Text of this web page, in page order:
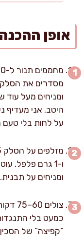
אופן ההכנה
מסדרים את
ומניחים מעל
היטב. אני מעדיף
על לחות בלי טעם
ו-1 גרם פלפל.
ומניחים על תבנית.
כמעט בלי
“קפיצה” של